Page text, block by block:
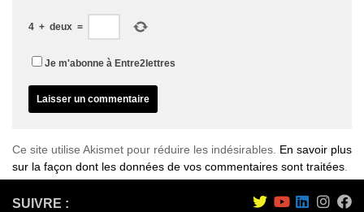
4 + deux =
Je m'abonne à Entre2lettres
Ce site utilise Akismet pour réduire les indésirables. En savoir plus
sur la façon dont les données de vos commentaires sont traitées
SUIVRE :